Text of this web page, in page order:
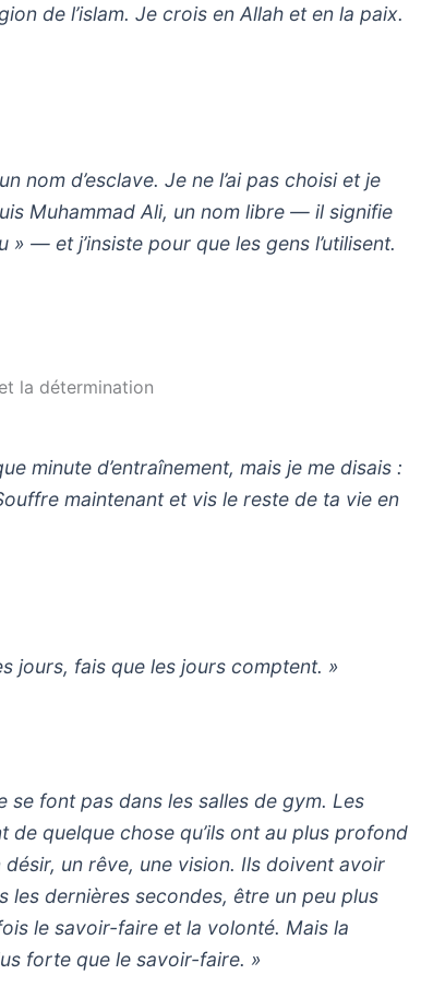
de l’islam. Je crois en Allah et en la paix.
nom d’esclave. Je ne l’ai pas choisi et je
Muhammad Ali, un nom libre — il signifie
» — et j’insiste pour que les gens l’utilisent.
la détermination
minute d’entraînement, mais je me disais :
maintenant et vis le reste de ta vie en
jours, fais que les jours comptent. »
se font pas dans les salles de gym. Les
de quelque chose qu’ils ont au plus profond
désir, un rêve, une vision. Ils doivent avoir
les dernières secondes, être un peu plus
le savoir-faire et la volonté. Mais la
forte que le savoir-faire. »